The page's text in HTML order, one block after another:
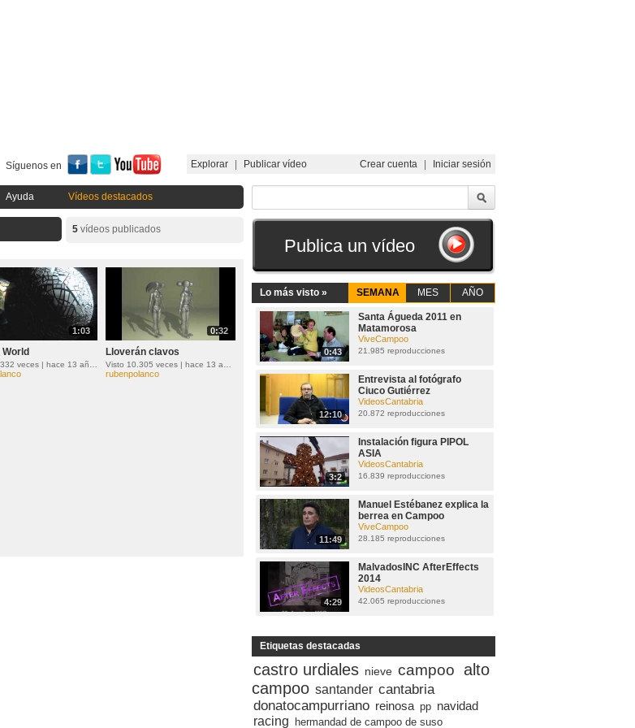
Síguenos en Explorar Publicar vídeo Crear cuenta Iniciar sesión
Ayuda Vídeos destacados
5 vídeos publicados
1:03
World
0:32
Lloverán clavos
rubenpolanco
Publica un vídeo
Lo más visto » SEMANA MES AÑO
0:43
Santa Águeda 2011 en
Matamorosa
ViveCampoo
21.985 reproducciones
12:10
Entrevista al fotógrafo
Ciuco Gutiérrez
VideosCantabria
20.872 reproducciones
3:2
Instalación figura PIPOL
ASIA
VideosCantabria
16.839 reproducciones
11:49
Manuel Estébanez explica la
berrea en Campoo
ViveCampoo
28.185 reproducciones
4:29
MalvadosINC AfterEffects
2014
VideosCantabria
42.065 reproducciones
Etiquetas destacadas
castro urdiales nieve campoo alto
campoo santander cantabria
donatocampurriano reinosa pp navidad
racing
hermandad de campoo de suso